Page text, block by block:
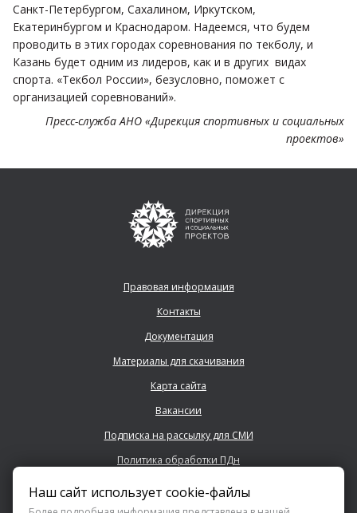
Санкт-Петербургом, Сахалином, Иркутском,
Екатеринбургом и Краснодаром. Надеемся, что будем
проводить в этих городах соревнования по текболу, и
Казань будет одним из лидеров, как и в других видах
спорта. «Текбол России», безусловно, поможет с
организацией соревнований».
Пресс-служба АНО «Дирекция спортивных и социальных
проектов»
Правовая информация
Контакты
Документация
Материалы для скачивания
Карта сайта
Вакансии
Подписка на рассылку для СМИ
Политика обработки ПДн
+7 (843) 222 0700
Наш сайт использует cookie-файлы